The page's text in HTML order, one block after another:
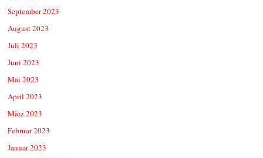
September 2023
August 2023
Juli 2023
Juni 2023
Mai 2023
April 2023
März 2023
Februar 2023
Januar 2023